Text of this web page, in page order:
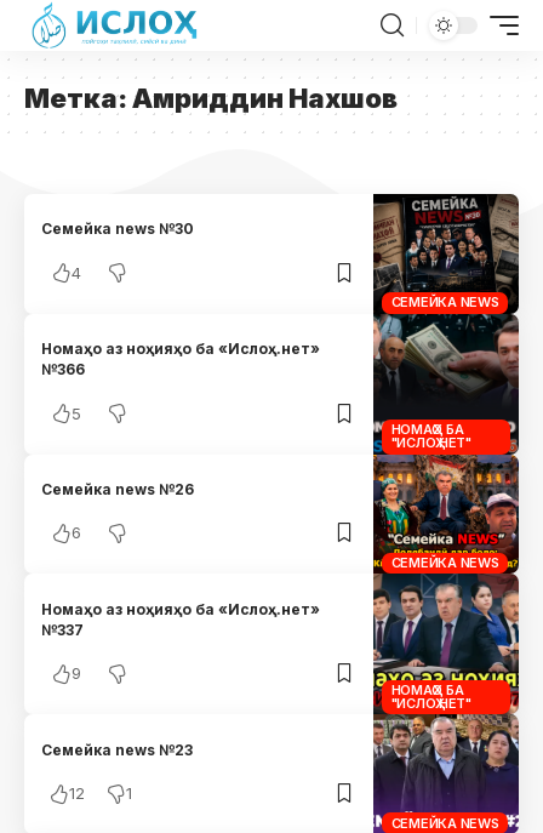
Метка:Амриддин Нахшов
СЕМЕЙКА NEWS
Семейка news №30
4
НОМАҲО БА
"ИСЛОҲ.НЕТ"
Номаҳо аз ноҳияҳо ба «Ислоҳ.нет»
№366
5
СЕМЕЙКА NEWS
Семейка news №26
6
НОМАҲО БА
"ИСЛОҲ.НЕТ"
Номаҳо аз ноҳияҳо ба «Ислоҳ.нет»
№337
9
СЕМЕЙКА NEWS
Семейка news №23
12 1